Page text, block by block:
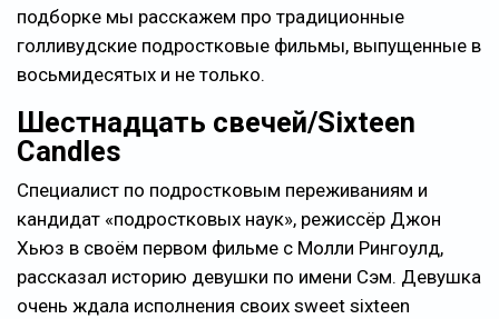
подборке мы расскажем про традиционные
голливудские подростковые фильмы, выпущенные в
восьмидесятых и не только.
Шестнадцать свечей/Sixteen
Candles
Специалист по подростковым переживаниям и
кандидат «подростковых наук», режиссёр Джон
Хьюз в своём первом фильме с Молли Рингоулд,
рассказал историю девушки по имени Сэм. Девушка
очень ждала исполнения своих sweet sixteen